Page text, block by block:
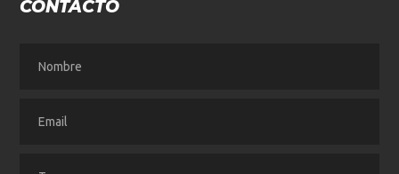
CONTACTO